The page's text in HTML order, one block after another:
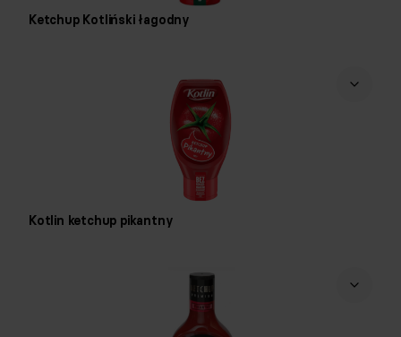
Ketchup Kotliński łagodny
Kotlin ketchup pikantny